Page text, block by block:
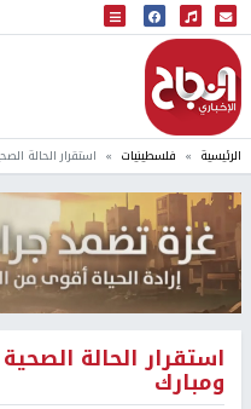
البث المباشر
إذاعة النجاح
الرئيسية فلسطينيات استقرار الحالة
استقرار الحالة
ومبارك